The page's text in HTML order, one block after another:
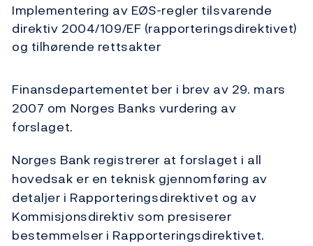
Implementering av EØS-regler tilsvarende
direktiv 2004/109/EF (rapporteringsdirektivet)
og tilhørende rettsakter
Finansdepartementet ber i brev av 29. mars
2007 om Norges Banks vurdering av
forslaget.
Norges Bank registrerer at forslaget i all
hovedsak er en teknisk gjennomføring av
detaljer i Rapporteringsdirektivet og av
Kommisjonsdirektiv som presiserer
bestemmelser i Rapporteringsdirektivet.